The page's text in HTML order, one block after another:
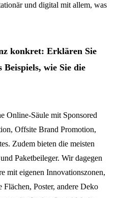
und digital mit allem, was
konkret: Erklären Sie
Beispiels, wie Sie die
Online-Säule mit Sponsored
Offsite Brand Promotion,
Zudem bieten die meisten
Paketbeileger. Wir dagegen
mit eigenen Innovationszonen,
Poster, andere Deko